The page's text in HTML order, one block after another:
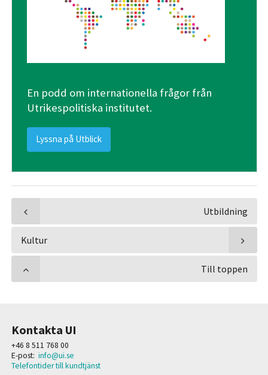
En podd om internationella frågor från
Utrikespolitiska institutet.
Lyssna på Utblick
Utbildning
Kultur
Till toppen
Kontakta UI
+46 8 511 768 00
E-post: info@ui.se
Telefontider till kundtjänst